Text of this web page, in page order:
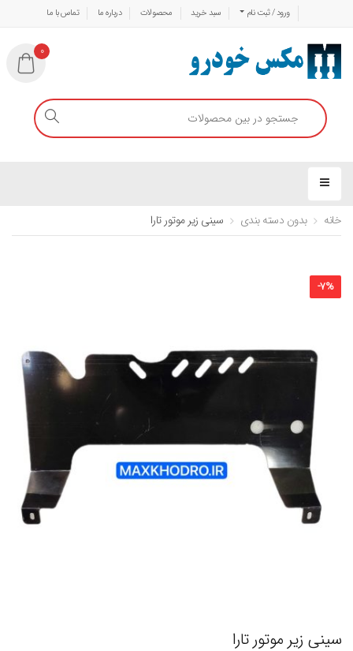
ورود / ثبت نام سبد خرید محصولات درباره ما تماس با ما
0
خانه بدون دسته بندی سینی زیر موتور تارا
-7%
سینی زیر موتور تارا